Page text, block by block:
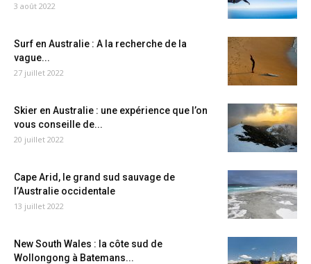
3 août 2022
Surf en Australie : A la recherche de la
vague...
27 juillet 2022
Skier en Australie : une expérience que l’on
vous conseille de...
20 juillet 2022
Cape Arid, le grand sud sauvage de
l’Australie occidentale
13 juillet 2022
New South Wales : la côte sud de
Wollongong à Batemans...